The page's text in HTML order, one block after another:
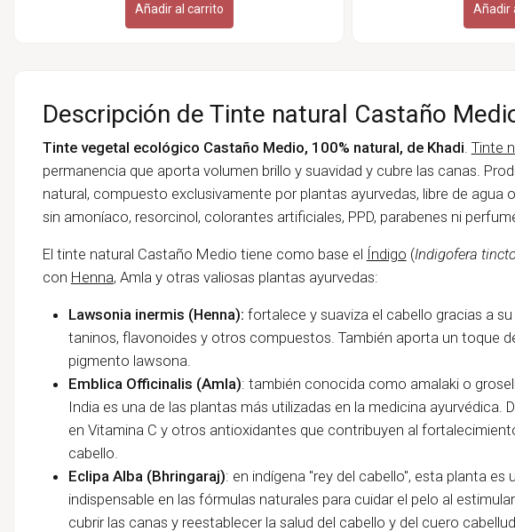
Añadir al carrito Añadir
Descripción de Tinte natural Castaño
Tinte vegetal ecológico Castaño Medio, 100% natural, de Khadi Tinte
permanencia que aporta volumen brillo y suavidad y cubre las canas.
natural, compuesto exclusivamente por plantas ayurvedas, libre de agua
sin amoníaco, resorcinol, colorantes artificiales, PPD, parabenes ni
El tinte natural Castaño Medio tiene como base el Índigo (Indigofera
con Henna, Amla y otras valiosas plantas ayurvedas:
Lawsonia inermis (Henna):fortalece y suaviza el cabello gracias a
taninos, flavonoides y otros compuestos. También aporta un toque
pigmento lawsona.
Emblica Officinalis (Amla): también conocida como amalaki o
India es una de las plantas más utilizadas en la medicina ayurvédica.
en Vitamina C y otros antioxidantes que contribuyen al
cabello.
Eclipa Alba (Bhringaraj): en indígena "rey del cabello", esta planta es
indispensable en las fórmulas naturales para cuidar el pelo al
cubrir las canas y reestablecer la salud del cabello y del cuero